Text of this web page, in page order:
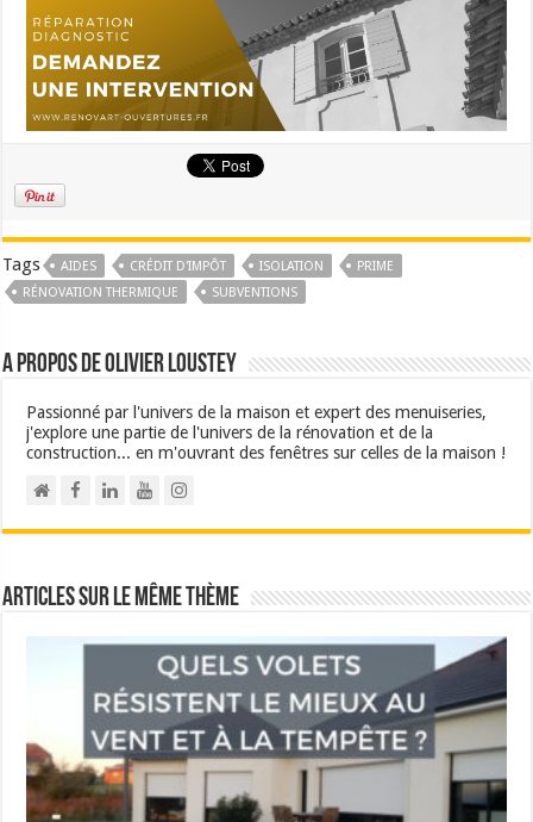
Tags AIDES CRÉDIT D'IMPÔT ISOLATION
PRIME
RÉNOVATION THERMIQUE
SUBVENTIONS
A propos de Olivier Loustey
Passionné par l'univers de la maison et expert des menuiseries,
j'explore une partie de l'univers de la rénovation et de la
construction... en m'ouvrant des fenêtres sur celles de la maison !
Articles sur le même thème